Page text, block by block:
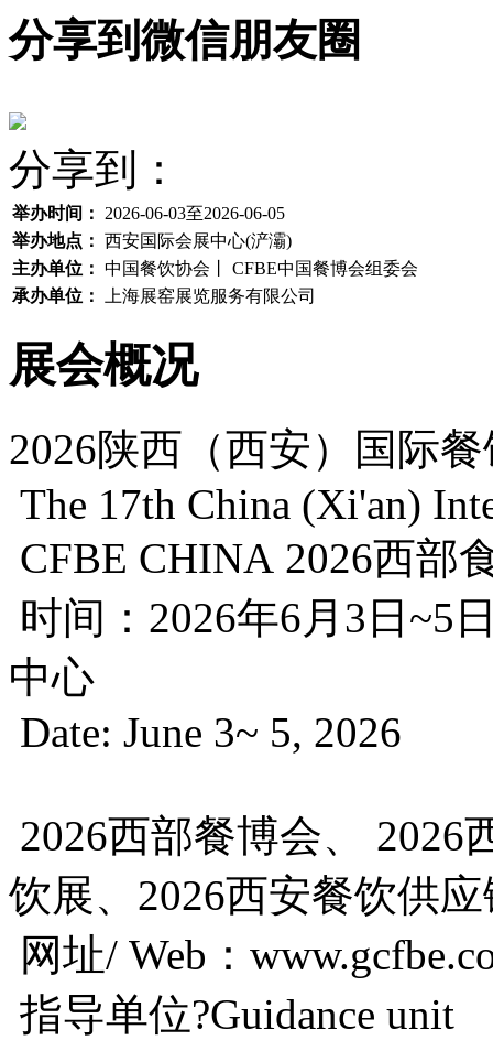
分享到微信朋友圈
分享到：
举办时间：
2026-06-03至2026-06-05
举办地点： 西安国际会展中心(浐灞)
主办单位： 中国餐饮协会丨 CFBE中国餐博会组委会
承办单位：
上海展窑展览服务有限公司
展会概况
2026陕西（西安）国际
The 17th China (Xi'an)
CFBE CHINA 2026西部
时间：2026年6月3日
中心
Date: June 3~ 5, 2026
2026西部餐博会、 2026
饮展、2026西安餐饮供
网址/ Web：
指导单位?Guidance unit